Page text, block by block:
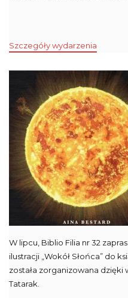
Szczegóły wydarzenia
W lipcu, Biblio Filia nr 32
ilustracji „Wokół Słońca” do
została zorganizowana
Tatarak.